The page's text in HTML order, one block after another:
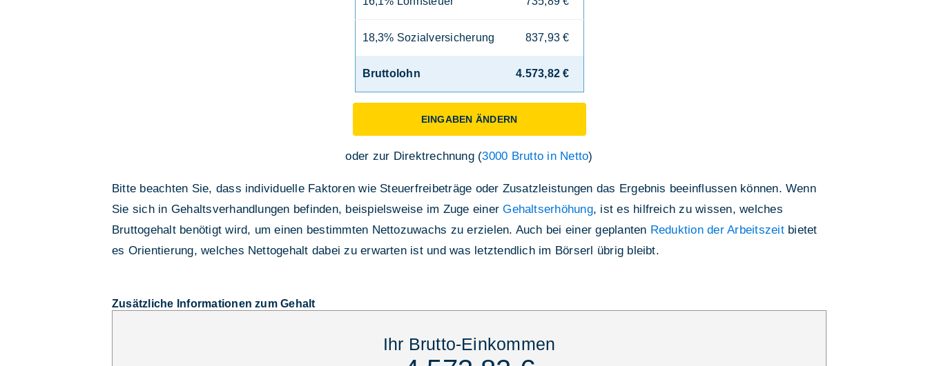
18,3% Sozialversicherung 837,93 €
Bruttolohn 4.573,82 €
EINGABEN ÄNDERN
oder zur Direktrechnung (3000 Brutto in Netto)
Bitte beachten Sie, dass individuelle Faktoren wie Steuerfreibeträge oder Zusatzleistungen das Ergebnis beeinflussen können. Wenn
Sie sich in Gehaltsverhandlungen befinden, beispielsweise im Zuge einerGehaltserhöhung, ist es hilfreich zu wissen, welches
Bruttogehalt benötigt wird, um einen bestimmten Nettozuwachs zu erzielen. Auch bei einer geplanten Reduktion der Arbeitszeitbietet
es Orientierung, welches Nettogehalt dabei zu erwarten ist und was letztendlich im Börserl übrig bleibt.
Zusätzliche Informationen zum Gehalt
Ihr Brutto-Einkommen